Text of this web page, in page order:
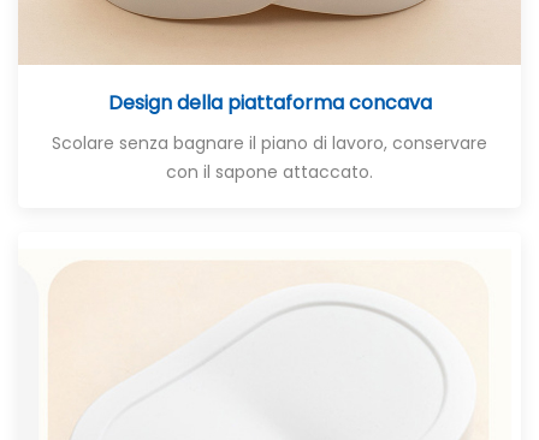
Design della piattaforma concava
Scolare senza bagnare il piano di lavoro, conservare
con il sapone attaccato.